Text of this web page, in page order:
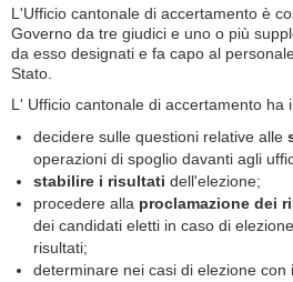
L'Ufficio cantonale di accertamento è
Governo da tre giudici e uno o più
da esso designati e fa capo al
Stato.
L' Ufficio cantonale di accertamento ha
decidere sulle questioni relative alle
operazioni di spoglio davanti agli
stabilire i risultati dell'elezione;
procedere alla proclamazione dei
dei candidati eletti in caso di
risultati;
determinare nei casi di elezione